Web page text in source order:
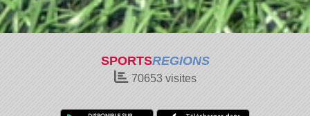
SPORTSREGIONS
70653visites